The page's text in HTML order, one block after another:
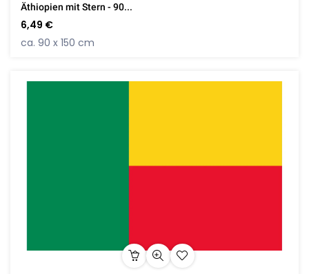
Äthiopien mit Stern - 90...
6,49 €
ca. 90 x 150 cm